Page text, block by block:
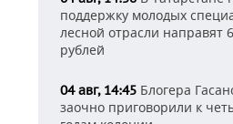
поддержку молодых
лесной отрасли направят
рублей
04 авг, 14:45 Блогера
заочно приговорили к